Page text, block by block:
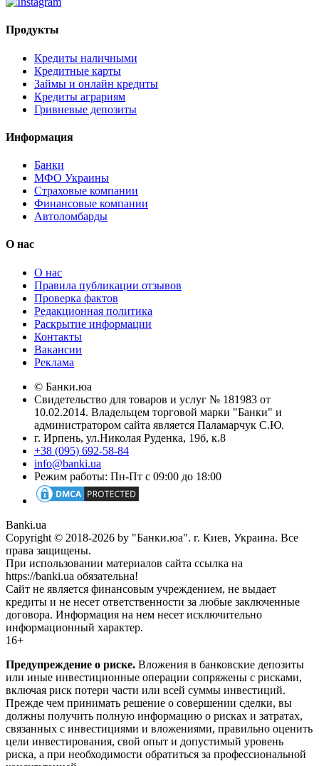
Продукты
Кредиты наличными
Кредитные карты
Займы и онлайн кредиты
Кредиты аграриям
Гривневые депозиты
Информация
Банки
МФО Украины
Страховые компании
Финансовые компании
Автоломбарды
О нас
О нас
Правила публикации отзывов
Проверка фактов
Редакционная политика
Раскрытие информации
Контакты
Вакансии
Реклама
© Банки.юа
Свидетельство для товаров и услуг № 181983 от
10.02.2014. Владельцем торговой марки "Банки" и
администратором сайта является Паламарчук С.Ю.
г. Ирпень, ул.Николая Руденка, 19б, к.8
+38 (095) 692-58-84
info@banki.ua
Режим работы: Пн-Пт с 09:00 до 18:00
Banki.ua
Copyright © 2018-2026 by "Банки.юа". г. Киев, Украина. Все
права защищены.
При использовании материалов сайта ссылка на
https://banki.ua обязательна!
Сайт не является финансовым учреждением, не выдает
кредиты и не несет ответственности за любые заключенные
договора. Информация на нем несет исключительно
информационный характер.
16+
Предупреждение о риске. Вложения в банковские депозиты
или иные инвестиционные операции сопряжены с рисками,
включая риск потери части или всей суммы инвестиций.
Прежде чем принимать решение о совершении сделки, вы
должны получить полную информацию о рисках и затратах,
связанных с инвестициями и вложениями, правильно оценить
цели инвестирования, свой опыт и допустимый уровень
риска, а при необходимости обратиться за профессиональной